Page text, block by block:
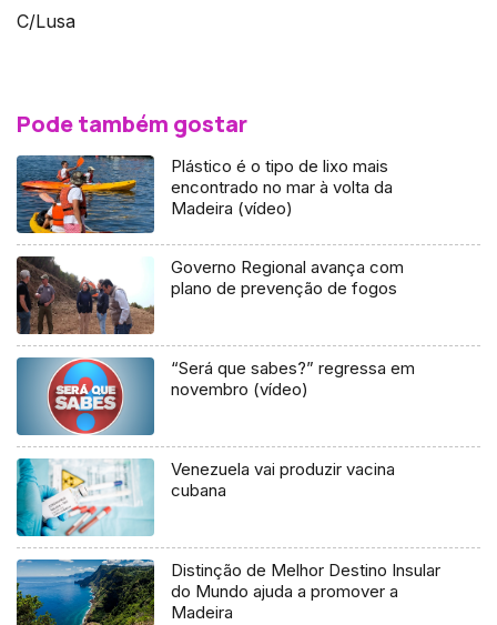
C/Lusa
Pode também gostar
Plástico é o tipo de lixo mais
encontrado no mar à volta da
Madeira (vídeo)
Governo Regional avança com
plano de prevenção de fogos
“Será que sabes?” regressa em
novembro (vídeo)
Venezuela vai produzir vacina
cubana
Distinção de Melhor Destino Insular
do Mundo ajuda a promover a
Madeira